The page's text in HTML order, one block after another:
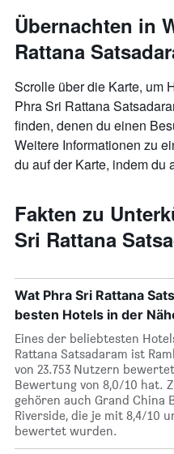
Übernachten in
Rattana
Scrolle über die Karte, um
Phra Sri Rattana
finden, denen du einen
Weitere Informationen zu
du auf der Karte, indem du
Fakten zu
Sri Rattana
Wat Phra Sri Rattana
besten Hotels in der
Eines der beliebtesten
Rattana Satsadaram ist
von 23.753 Nutzern
Bewertung von 8,0/10 hat.
gehören auch Grand China
Riverside, die je mit 8,4/10
bewertet wurden.